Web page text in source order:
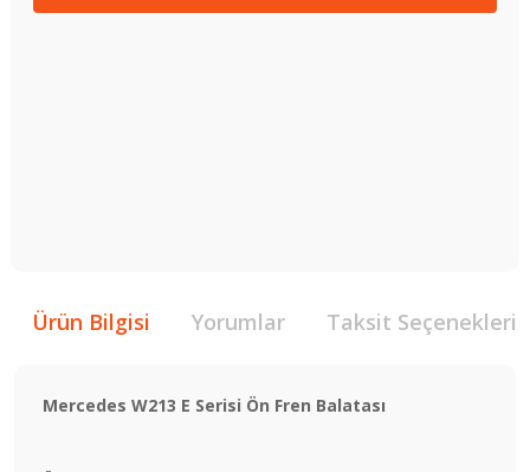
Ürün Bilgisi Yorumlar Taksit Seçenekleri
Mercedes W213 E Serisi Ön Fren Balatası